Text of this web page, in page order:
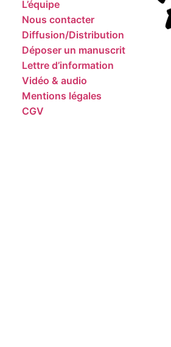
L’équipe
Nous contacter
Diffusion/Distribution
Déposer un manuscrit
Lettre d’information
Vidéo & audio
Mentions légales
CGV